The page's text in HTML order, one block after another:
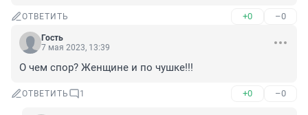
ОТВЕТИТЬ +0 –0
Гость
7 мая 2023, 13:39
О чем спор? Женщине и по чушке!!!
ОТВЕТИТЬ 1 +0 –0